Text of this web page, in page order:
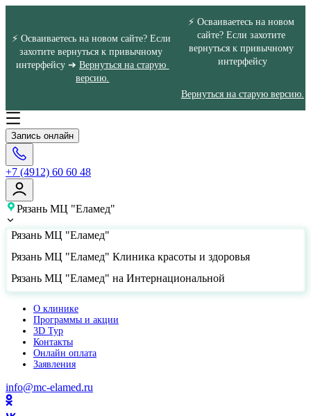
⚡ Осваиваетесь на новом сайте? Если
захотите вернуться к привычному
интерфейсу ➔ Вернуться на старую
версию.
⚡ Осваиваетесь на новом
сайте? Если захотите
вернуться к привычному
интерфейсу
Вернуться на старую версию.
Запись онлайн
+7 (4912) 60 60 48
Рязань МЦ "Еламед"
Рязань МЦ "Еламед"
Рязань МЦ "Еламед" Клиника красоты и здоровья
Рязань МЦ "Еламед" на Интернациональной
О клинике
Программы и акции
3D Тур
Контакты
Онлайн оплата
Заявления
info@mc-elamed.ru